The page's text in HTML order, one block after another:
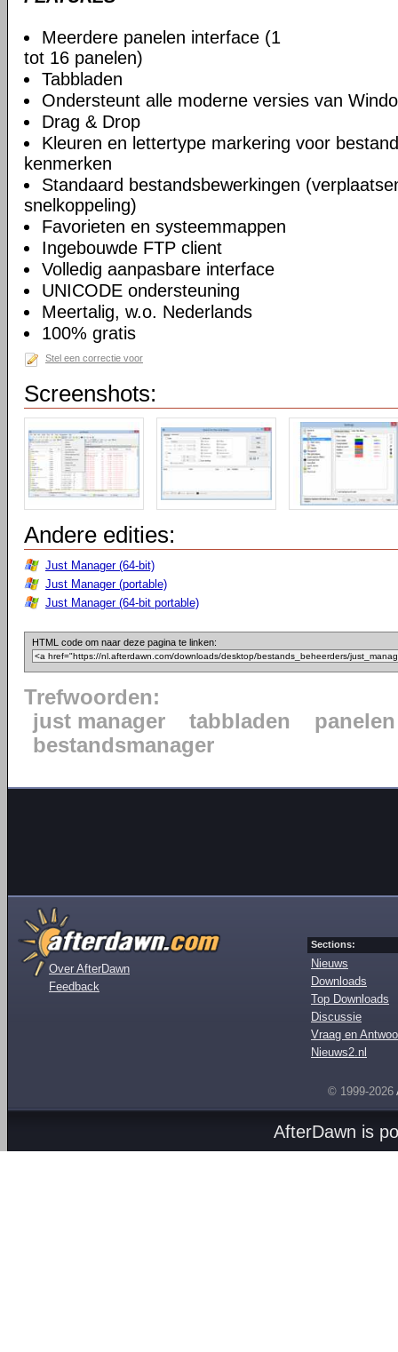
Meerdere panelen interface (1
tot 16 panelen)
Tabbladen
Ondersteunt alle moderne versies van
Drag & Drop
Kleuren en lettertype markering voor
kenmerken
Standaard bestandsbewerkingen
snelkoppeling)
Favorieten en systeemmappen
Ingebouwde FTP client
Volledig aanpasbare interface
UNICODE ondersteuning
Meertalig, w.o. Nederlands
100% gratis
Stel een correctie voor
Screenshots:
Andere edities:
Just Manager (64-bit)
Just Manager (portable)
Just Manager (64-bit portable)
HTML code om naar deze pagina te linken:
Trefwoorden:
just manager
tabbladen
panelen
bestandsmanager
Over AfterDawn
Feedback
Sections:
Nieuws
Downloads
Top Downloads
Discussie
Vraag en
Nieuws2.nl
© 1999-2026
AfterDawn is